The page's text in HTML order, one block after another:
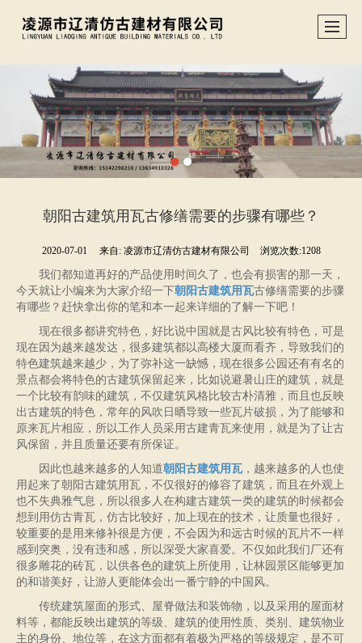
朝阳古建筑用瓦古修缮需要的步骤有哪些？
2020-07-01 来自: 凌源市辽清仿古建材有限公司 浏览次数:1208
我们都知道再好的产品使用时间久了，也会有损害的那一天，
今天就让小编来为大家介绍一下朝阳古建筑用瓦古修缮需要的步骤
有哪些？赶快拿出你的笔和本一起来详细的了解一下吧！
现在很多都讲究特色，好比说中国就是古风比较有特色，可是
现在因为越来越发达，很多建筑都以高楼大厦而看齐，导致我们的
特色建筑越来越少，为了弥补这一缺憾，现在很多公园还有有名的
景点都会将特色的古建筑保留起来，比如说避暑山庄的建筑，就是
一个比较有韵味的建筑，不仅建筑风格比较古朴清雅，而且也反映
出古建筑的特色，常年的风吹日晒导致一些瓦片破损，为了能够和
原来瓦片相应，所以工作人员采用古建青瓦来使用，就是为了让古
风保留，并且质量还要有所保证。
因此也越来越多的人知道朝阳古建筑用瓦，越来越多的人也使
用起来了朝阳古建筑用瓦，不仅很好的修容了建筑，而且在外观上
也不失典雅气息，所以很多人在构建古建筑一类的建筑的时候都会
想到用仿古青瓦，仿古比较好，加上现在的技术，让质量也很好，
较重要的是用来修补很是方便，不会因为和远古时候的瓦片不一样
感到突奥，没有违和感，所以深受大家喜爱。不仅如此我们厂还有
很多雕花的砖瓦，以供各色的建筑上所使用，让林园景区能够更加
的和谐美好，让游人更能体会出一番宁静的中国风。
传统建筑屋面的形式、屋脊做法和装饰物，以及采用的屋面材
料等，都能反映出建筑的等级、建筑的使用性质、类别、建筑物业
主的身份、地位等，在这方面都有着极为严格的等级规定，是不可